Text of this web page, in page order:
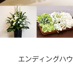
来館予
エンディングハ